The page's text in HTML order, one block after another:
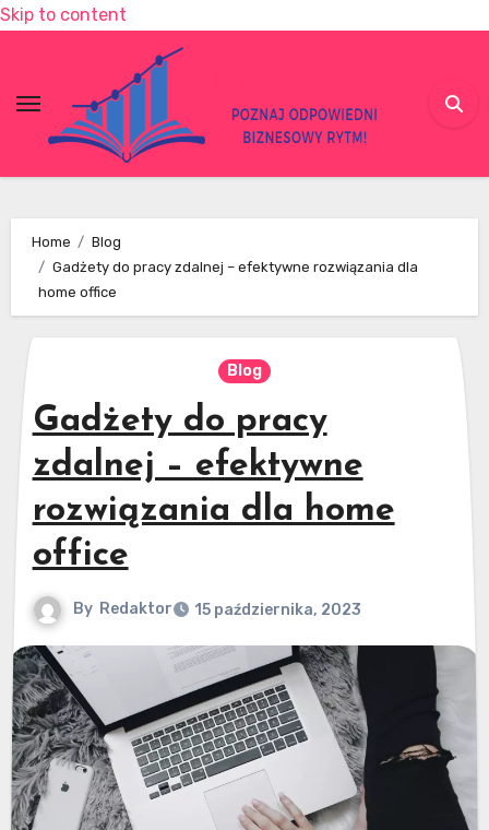
Skip to content
Home
Blog
Gadżety do pracy zdalnej – efektywne rozwiązania dla
home office
Blog
Gadżety do pracy
zdalnej – efektywne
rozwiązania dla home
office
By Redaktor 15 października, 2023